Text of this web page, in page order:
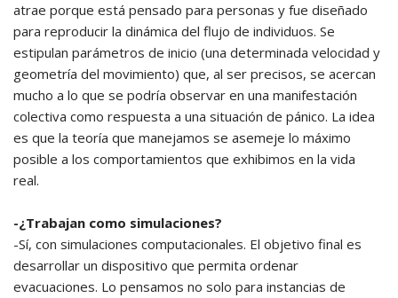
atrae porque está pensado para personas y fue diseñado
para reproducir la dinámica del flujo de individuos. Se
estipulan parámetros de inicio (una determinada velocidad y
geometría del movimiento) que, al ser precisos, se acercan
mucho a lo que se podría observar en una manifestación
colectiva como respuesta a una situación de pánico. La idea
es que la teoría que manejamos se asemeje lo máximo
posible a los comportamientos que exhibimos en la vida
real.
-¿Trabajan como simulaciones?
-Sí, con simulaciones computacionales. El objetivo final es
desarrollar un dispositivo que permita ordenar
evacuaciones. Lo pensamos no solo para instancias de